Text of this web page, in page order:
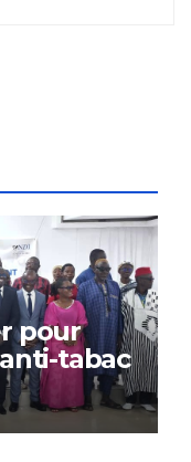
pour
tabac